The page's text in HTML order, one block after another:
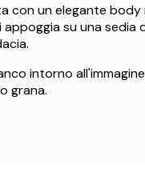
con un elegante
su una sedia
intorno
grana.